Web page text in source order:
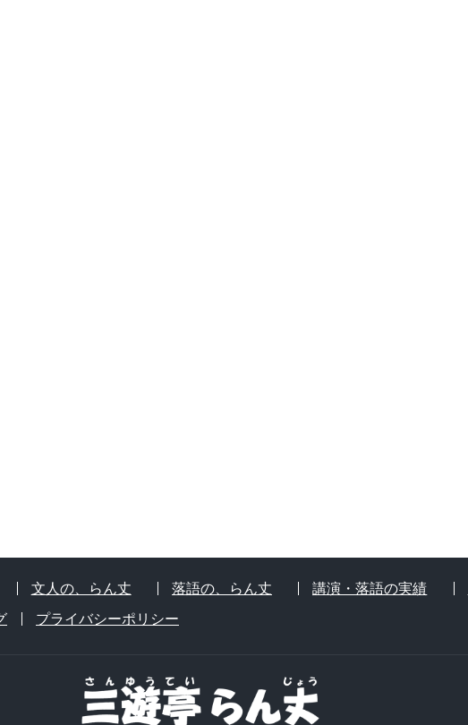
文人の、らん丈 落語の、らん丈 講演・落語の実績
プライバシーポリシー